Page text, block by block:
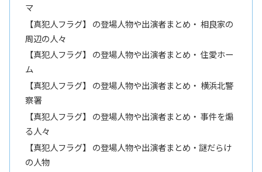
マ
【真犯人フラグ】 の登場人物や出演者まとめ・ 相良家の
周辺の人々
【真犯人フラグ】 の登場人物や出演者まとめ・ 住愛ホー
ム
【真犯人フラグ】 の登場人物や出演者まとめ・ 横浜北警
察署
【真犯人フラグ】 の登場人物や出演者まとめ・ 事件を煽
る人々
【真犯人フラグ】 の登場人物や出演者まとめ・謎だらけ
の人物